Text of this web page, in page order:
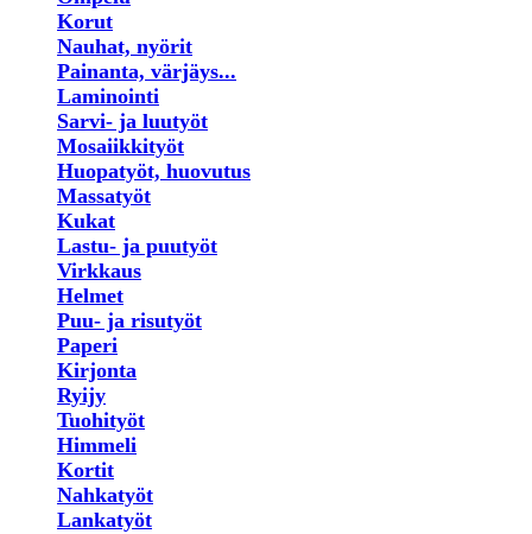
Korut
Nauhat, nyörit
Painanta, värjäys...
Laminointi
Sarvi- ja luutyöt
Mosaiikkityöt
Huopatyöt, huovutus
Massatyöt
Kukat
Lastu- ja puutyöt
Virkkaus
Helmet
Puu- ja risutyöt
Paperi
Kirjonta
Ryijy
Tuohityöt
Himmeli
Kortit
Nahkatyöt
Lankatyöt